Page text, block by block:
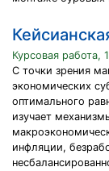
Курсовая работа,
С точки зрения
экономических
оптимального
изучает
инфляции,